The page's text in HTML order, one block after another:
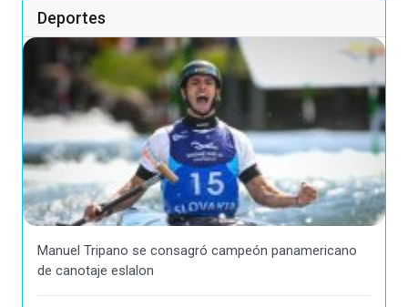
Deportes
Manuel Tripano se consagró campeón panamericano
de canotaje eslalon